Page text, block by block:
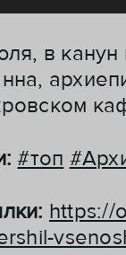
в канун
#топ
https://